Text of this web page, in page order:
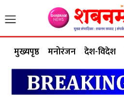
मुख्यपृष्ठ मनोरंजन देश-विदेश